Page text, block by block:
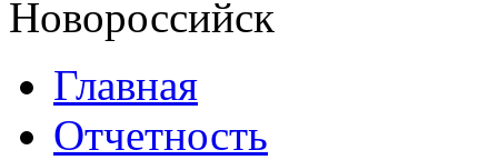
Главная
Отчетность